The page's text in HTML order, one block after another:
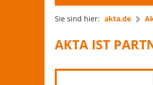
Sie sind hier: akta.de
AKTA IST